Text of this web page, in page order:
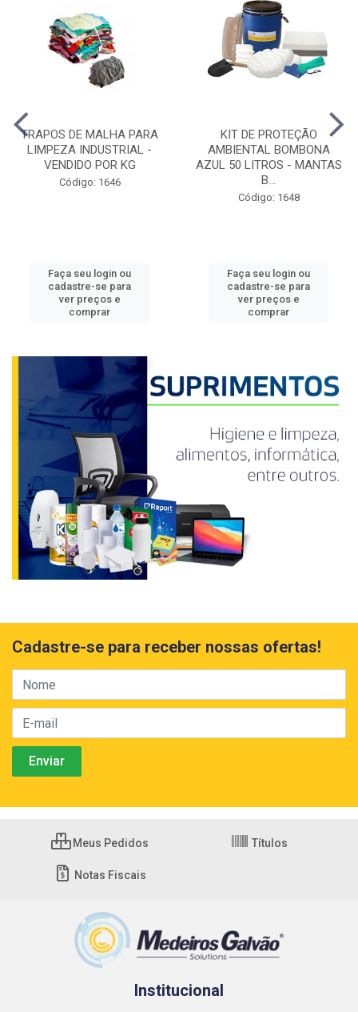
TRAPOS DE MALHA PARA
LIMPEZA INDUSTRIAL -
VENDIDO POR KG
Código: 1646
Faça seu login ou
cadastre-se para
ver preços e
comprar
KIT DE PROTEÇÃO
AMBIENTAL BOMBONA
AZUL 50 LITROS - MANTAS
B...
Código: 1648
Faça seu login ou
cadastre-se para
ver preços e
comprar
Cadastre-se para receber nossas ofertas!
Meus Pedidos Títulos
Notas Fiscais
Institucional